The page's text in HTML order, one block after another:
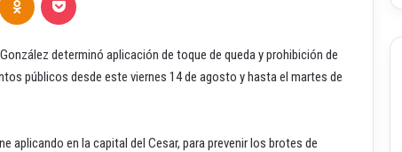
determinó aplicación de toque de queda y prohibición de
públicos desde este viernes 14 de agosto y hasta el martes de
aplicando en la capital del Cesar, para prevenir los brotes de